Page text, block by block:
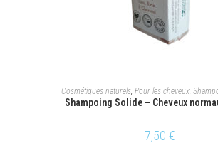
AJOUTER AU PANIER
Cosmétiques naturels, Pour les cheveux,
Shampoing Solide – Cheveux
7,50 €